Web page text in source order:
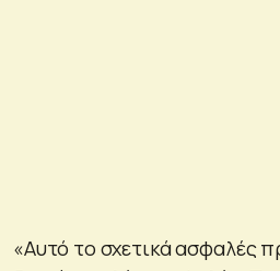
«Αυτό το σχετικά ασφαλές